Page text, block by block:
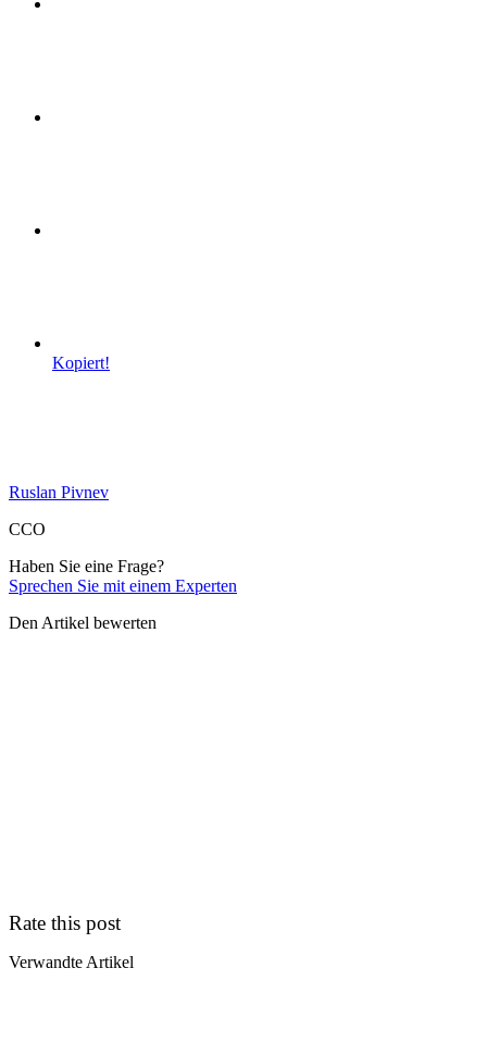
Kopiert!
Ruslan Pivnev
CCO
Haben Sie eine Frage?
Sprechen Sie mit einem Experten
Den Artikel bewerten
Rate this post
Verwandte Artikel